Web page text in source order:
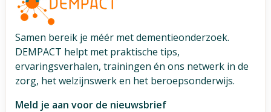
Samen bereik je méér met dementieonderzoek.
DEMPACT helpt met praktische tips,
ervaringsverhalen, trainingen én ons netwerk in de
zorg, het welzijnswerk en het beroepsonderwijs.
Meld je aan voor de nieuwsbrief